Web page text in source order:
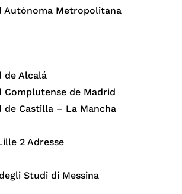
Autónoma Metropolitana
de Alcalá
Complutense de Madrid
de Castilla – La Mancha
2 Adresse
Studi di Messina